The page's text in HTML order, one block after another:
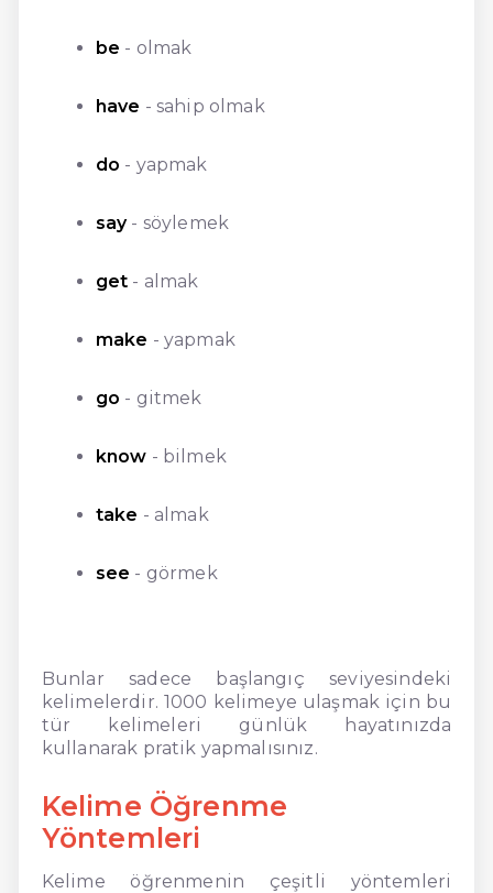
be - olmak
have - sahip olmak
do - yapmak
say- söylemek
get - almak
make - yapmak
go - gitmek
know - bilmek
take - almak
see - görmek
Bunlar sadece başlangıç seviyesindeki
kelimelerdir. 1000 kelimeye ulaşmak için bu
tür kelimeleri günlük hayatınızda
kullanarak pratik yapmalısınız.
Kelime Öğrenme
Yöntemleri
Kelime öğrenmenin çeşitli yöntemleri